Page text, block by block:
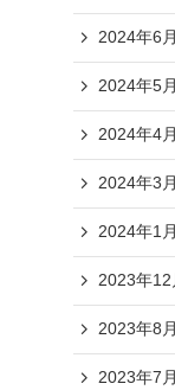
2024年6月
2024年5月
2024年4月
2024年3月
2024年1月
2023年12
2023年8月
2023年7月